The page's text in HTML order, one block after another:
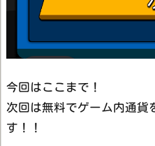
今回はここまで！
次回は無料でゲーム内通貨
す！！